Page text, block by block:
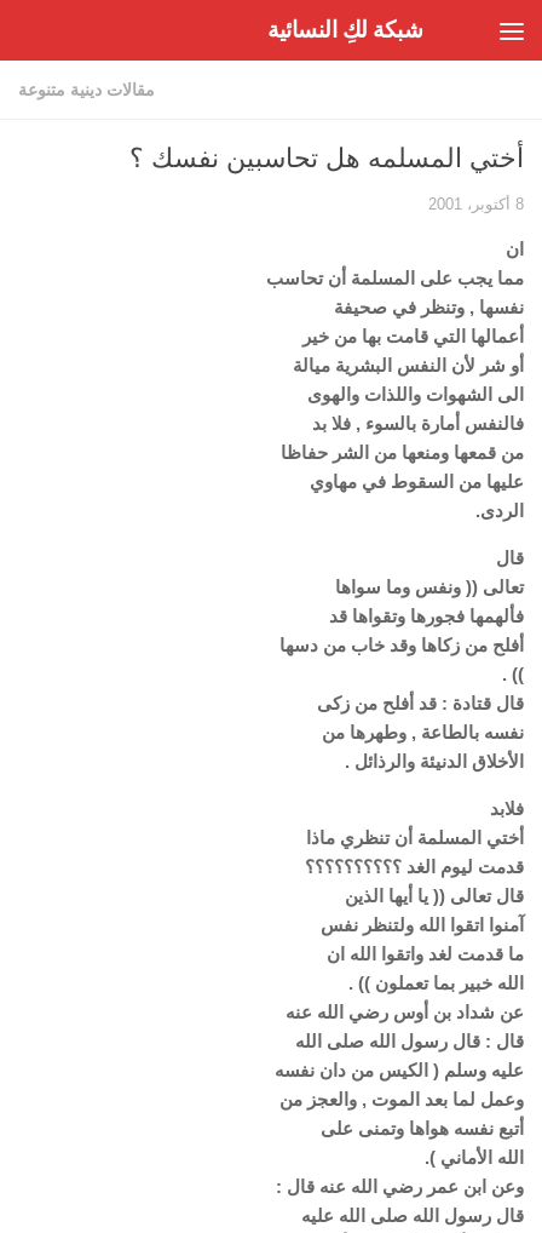
شبكة لكِ النسائية
مقالات دينية متنوعة
أختي المسلمه هل تحاسبين نفسك ؟
8 أكتوبر، 2001
ان
مما يجب على المسلمة أن تحاسب
نفسها , وتنظر في صحيفة
أعمالها التي قامت بها من خير
أو شر لأن النفس البشرية ميالة
الى الشهوات واللذات والهوى
فالنفس أمارة بالسوء , فلا بد
من قمعها ومنعها من الشر حفاظا
عليها من السقوط في مهاوي
الردى.
قال
تعالى (( ونفس وما سواها
فألهمها فجورها وتقواها قد
أفلح من زكاها وقد خاب من دسها
)) .
قال قتادة : قد أفلح من زكى
نفسه بالطاعة , وطهرها من
الأخلاق الدنيئة والرذائل .
فلابد
أختي المسلمة أن تنظري ماذا
قدمت ليوم الغد ؟؟؟؟؟؟؟؟؟؟
قال تعالى (( يا أيها الذين
آمنوا اتقوا الله ولتنظر نفس
ما قدمت لغد واتقوا الله ان
الله خبير بما تعملون )) .
عن شداد بن أوس رضي الله عنه
قال : قال رسول الله صلى الله
عليه وسلم ( الكيس من دان نفسه
وعمل لما بعد الموت , والعجز من
أتبع نفسه هواها وتمنى على
الله الأماني ).
وعن ابن عمر رضي الله عنه قال :
قال رسول الله صلى الله عليه